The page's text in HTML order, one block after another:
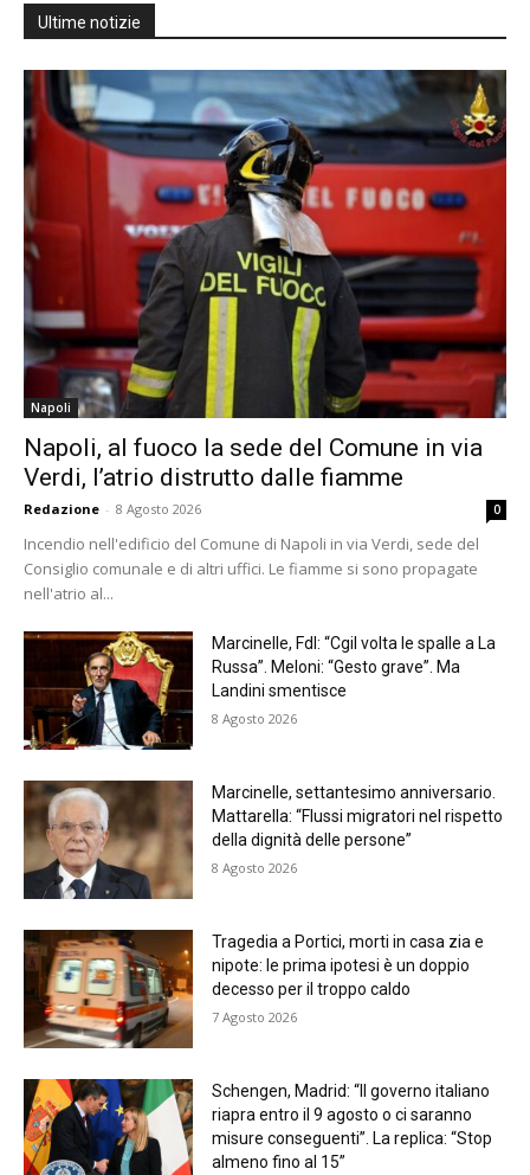
Ultime notizie
Napoli
Napoli, al fuoco la sede del Comune in via
Verdi, l’atrio distrutto dalle fiamme
Redazione - 8 Agosto 2026 0
Incendio nell'edificio del Comune di Napoli in via Verdi, sede del
Consiglio comunale e di altri uffici. Le fiamme si sono propagate
nell'atrio al...
Marcinelle, FdI: “Cgil volta le spalle a La
Russa”. Meloni: “Gesto grave”. Ma
Landini smentisce
8 Agosto 2026
Marcinelle, settantesimo anniversario.
Mattarella: “Flussi migratori nel rispetto
della dignità delle persone”
8 Agosto 2026
Tragedia a Portici, morti in casa zia e
nipote: le prima ipotesi è un doppio
decesso per il troppo caldo
7 Agosto 2026
Schengen, Madrid: “Il governo italiano
riapra entro il 9 agosto o ci saranno
misure conseguenti”. La replica: “Stop
almeno fino al 15”